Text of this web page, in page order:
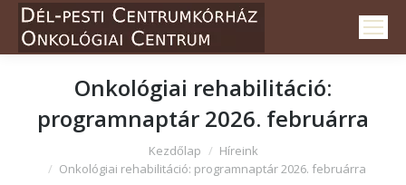
Onkológiai rehabilitáció:
programnaptár 2026. februárra
Kezdőlap
Híreink
Onkológiai rehabilitáció: programnaptár 2026. februárra